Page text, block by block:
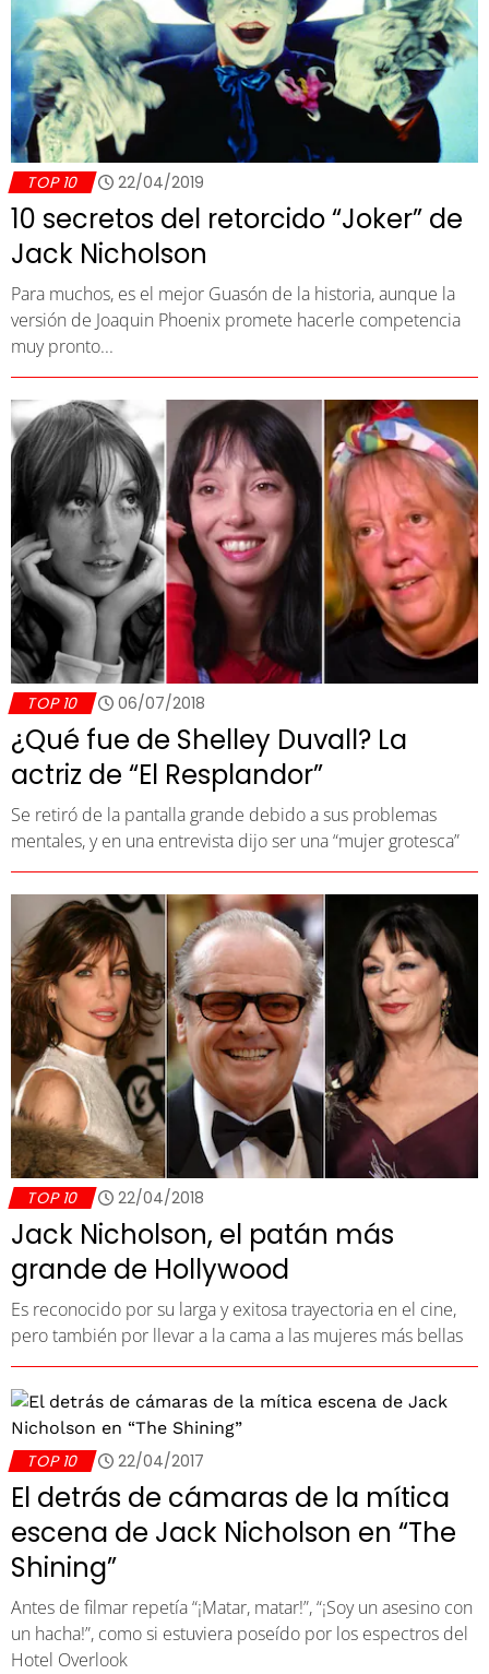
TOP 10 22/04/2019
10 secretos del retorcido “Joker” de
Jack Nicholson
Para muchos, es el mejor Guasón de la historia, aunque la
versión de Joaquin Phoenix promete hacerle competencia
muy pronto...
TOP 10 06/07/2018
¿Qué fue de Shelley Duvall? La
actriz de “El Resplandor”
Se retiró de la pantalla grande debido a sus problemas
mentales, y en una entrevista dijo ser una “mujer grotesca”
TOP 10 22/04/2018
Jack Nicholson, el patán más
grande de Hollywood
Es reconocido por su larga y exitosa trayectoria en el cine,
pero también por llevar a la cama a las mujeres más bellas
TOP 10 22/04/2017
El detrás de cámaras de la mítica
escena de Jack Nicholson en “The
Shining”
Antes de filmar repetía “¡Matar, matar!”, “¡Soy un asesino con
un hacha!”, como si estuviera poseído por los espectros del
Hotel Overlook